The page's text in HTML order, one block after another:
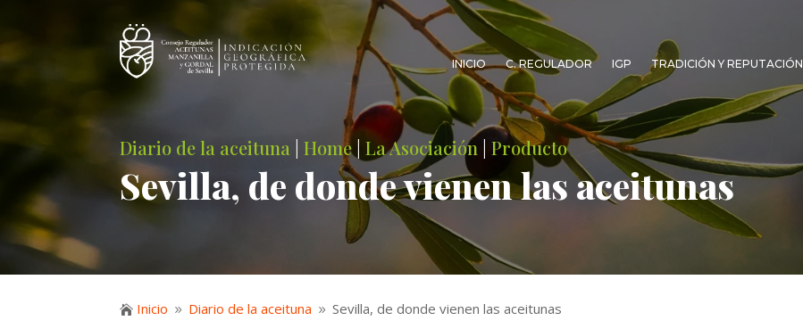
INICIO C. REGULADOR IGP TRADICIÓN Y REPUTACIÓN
Diario de la aceituna |Home|La Asociación |Producto
Sevilla, de donde vienen las aceitunas
 Inicio 9 Diario de la aceituna 9 Sevilla, de donde vienen las aceitunas